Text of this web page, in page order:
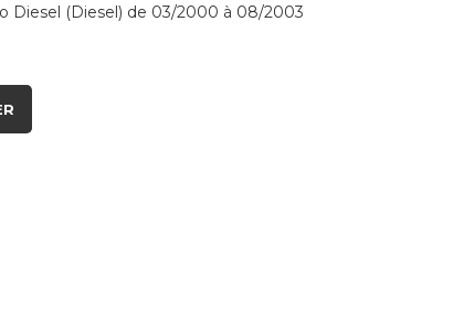
Diesel (Diesel) de 03/2000 à 08/2003